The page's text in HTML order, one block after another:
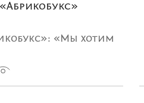
«Мы хотим
у которых будет